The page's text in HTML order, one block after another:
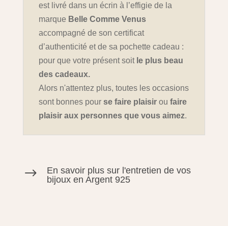
est livré dans un écrin à l’effigie de la
marque Belle Comme Venus
accompagné de son certificat
d’authenticité et de sa pochette cadeau :
pour que votre présent soit le plus beau
des cadeaux.
Alors n'attentez plus, toutes les occasions
sont bonnes pour se faire plaisirou faire
plaisir aux personnes que vous aimez.
$
En savoir plus sur l'entretien de vos
bijoux en Argent 925